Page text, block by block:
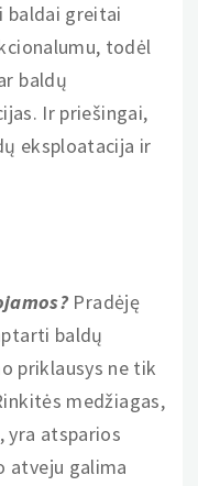
baldai greitai
todėl
baldų
Ir priešingai,
eksploatacija ir
Pradėję
baldų
priklausys ne tik
medžiagas,
yra atsparios
atveju galima